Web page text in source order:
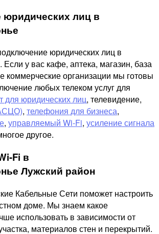
лиц в
юридических лиц в
у вас кафе, аптека, магазин, база
коммерческие организации мы готовы
любых телеком услуг для
для юридических лиц, телевидение,
, телефония для бизнеса,
, управляемый Wi-Fi, усиление сигнала
другое.
Fi в
Лужский район
Кабельные Сети поможет настроить
доме. Мы знаем какое
использовать в зависимости от
материалов стен и перекрытий.